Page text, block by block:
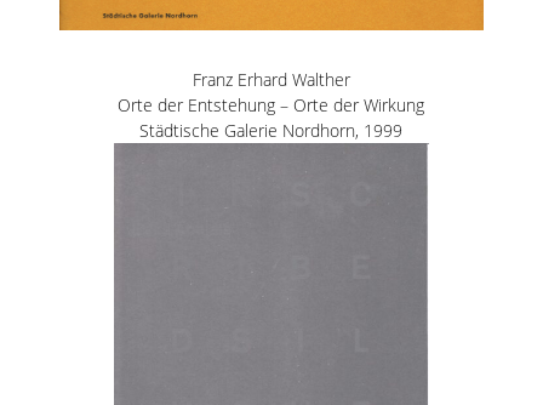
Franz Erhard Walther
Orte der Entstehung – Orte der Wirkung
Städtische Galerie Nordhorn, 1999